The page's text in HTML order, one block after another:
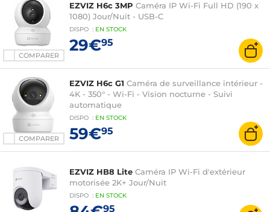
COMPARER
EZVIZ H6c 3MP Caméra IP Wi-Fi Full HD (190 x
1080) Jour/Nuit - USB-C
DISPO : EN STOCK
29€95
COMPARER
EZVIZ H6c G1 Caméra de surveillance intérieur -
4K - 350° - Wi-Fi - Vision nocturne - Suivi
automatique
DISPO : EN STOCK
59€95
EZVIZ HB8 Lite Caméra IP Wi-Fi d'extérieur
motorisée 2K+ Jour/Nuit
DISPO : EN STOCK
95